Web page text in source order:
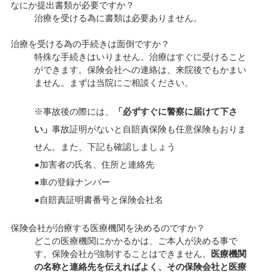
なにか提出書類が必要ですか？
治療を受ける為に書類は必要ありません。
治療を受ける為の手続きは面倒ですか？
特殊な手続きはいりません。治療はすぐに受けること
ができます。保険会社への連絡は、来院後でもかまい
ません。まずは当院にご相談ください。
※事故後の際には、
「必ずすぐに警察に届けて下さ
い」事故証明がないと自賠責保険も任意保険もおりま
せん。また、下記も確認しましょう
●加害者の氏名、住所と連絡先
●車の登録ナンバー
●自賠責証明書番号と保険会社名
保険会社が治療する医療機関を決めるのですか？
どこの医療機関にかかるかは、ご本人が決める事で
す。保険会社が強制することはできません。 医療機関
の名称と連絡先を伝えればよく、その保険会社と医療